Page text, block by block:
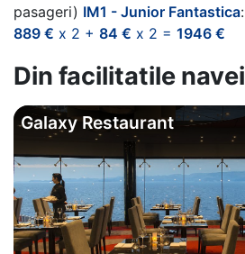
pasageri) IM1 - Junior Fantastica:
889 € x 2 + 84 € x 2 = 1946 €
Din facilitatile navei
Galaxy Restaurant